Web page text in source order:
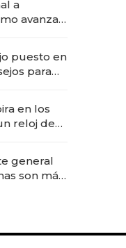
a
avanza
puesto en
para
en los
reloj de
general
son más